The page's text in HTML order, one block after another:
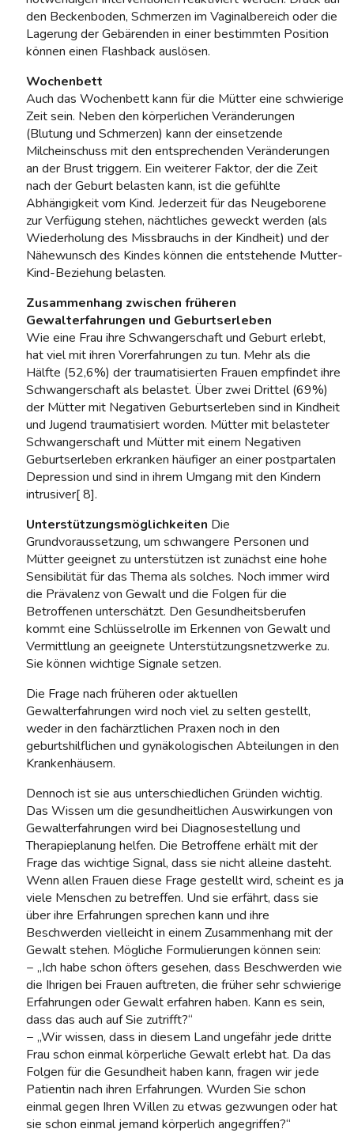
den Beckenboden, Schmerzen im Vaginalbereich oder die
Lagerung der Gebärenden in einer bestimmten Position
können einen Flashback auslösen.
Wochenbett
Auch das Wochenbett kann für die Mütter eine schwierige
Zeit sein. Neben den körperlichen Veränderungen
(Blutung und Schmerzen) kann der einsetzende
Milcheinschuss mit den entsprechenden Veränderungen
an der Brust triggern. Ein weiterer Faktor, der die Zeit
nach der Geburt belasten kann, ist die gefühlte
Abhängigkeit vom Kind. Jederzeit für das Neugeborene
zur Verfügung stehen, nächtliches geweckt werden (als
Wiederholung des Missbrauchs in der Kindheit) und der
Nähewunsch des Kindes können die entstehende Mutter-
Kind-Beziehung belasten.
Zusammenhang zwischen früheren
Gewalterfahrungen und Geburtserleben
Wie eine Frau ihre Schwangerschaft und Geburt erlebt,
hat viel mit ihren Vorerfahrungen zu tun. Mehr als die
Hälfte (52,6%) der traumatisierten Frauen empfindet ihre
Schwangerschaft als belastet. Über zwei Drittel (69%)
der Mütter mit Negativen Geburtserleben sind in Kindheit
und Jugend traumatisiert worden. Mütter mit belasteter
Schwangerschaft und Mütter mit einem Negativen
Geburtserleben erkranken häufiger an einer postpartalen
Depression und sind in ihrem Umgang mit den Kindern
intrusiver[ 8].
Unterstützungsmöglichkeiten Die
Grundvoraussetzung, um schwangere Personen und
Mütter geeignet zu unterstützen ist zunächst eine hohe
Sensibilität für das Thema als solches. Noch immer wird
die Prävalenz von Gewalt und die Folgen für die
Betroffenen unterschätzt. Den Gesundheitsberufen
kommt eine Schlüsselrolle im Erkennen von Gewalt und
Vermittlung an geeignete Unterstützungsnetzwerke zu.
Sie können wichtige Signale setzen.
Die Frage nach früheren oder aktuellen
Gewalterfahrungen wird noch viel zu selten gestellt,
weder in den fachärztlichen Praxen noch in den
geburtshilflichen und gynäkologischen Abteilungen in den
Krankenhäusern.
Dennoch ist sie aus unterschiedlichen Gründen wichtig.
Das Wissen um die gesundheitlichen Auswirkungen von
Gewalterfahrungen wird bei Diagnosestellung und
Therapieplanung helfen. Die Betroffene erhält mit der
Frage das wichtige Signal, dass sie nicht alleine dasteht.
Wenn allen Frauen diese Frage gestellt wird, scheint es ja
viele Menschen zu betreffen. Und sie erfährt, dass sie
über ihre Erfahrungen sprechen kann und ihre
Beschwerden vielleicht in einem Zusammenhang mit der
Gewalt stehen. Mögliche Formulierungen können sein:
− „Ich habe schon öfters gesehen, dass Beschwerden wie
die Ihrigen bei Frauen auftreten, die früher sehr schwierige
Erfahrungen oder Gewalt erfahren haben. Kann es sein,
dass das auch auf Sie zutrifft?“
− „Wir wissen, dass in diesem Land ungefähr jede dritte
Frau schon einmal körperliche Gewalt erlebt hat. Da das
Folgen für die Gesundheit haben kann, fragen wir jede
Patientin nach ihren Erfahrungen. Wurden Sie schon
einmal gegen Ihren Willen zu etwas gezwungen oder hat
sie schon einmal jemand körperlich angegriffen?“